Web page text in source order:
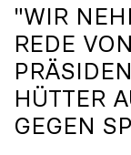
"WIR
REDE VON
HÜTTER
EGEN